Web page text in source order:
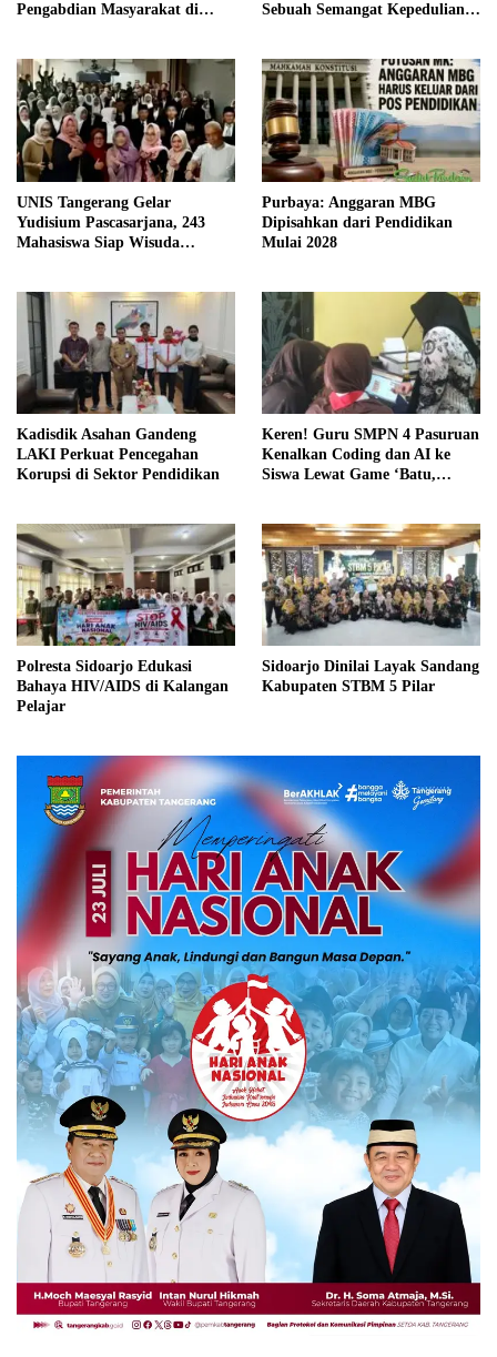
Pengabdian Masyarakat di
Sebuah Semangat Kepedulian
UNIS Tangerang Gelar
Yudisium Pascasarjana, 243
Mahasiswa Siap Wisuda
Purbaya: Anggaran MBG
Dipisahkan dari Pendidikan
Mulai 2028
Kadisdik Asahan Gandeng
LAKI Perkuat Pencegahan
Korupsi di Sektor Pendidikan
Keren! Guru SMPN 4 Pasuruan
Kenalkan Coding dan AI ke
Siswa Lewat Game ‘Batu,
Polresta Sidoarjo Edukasi
Bahaya HIV/AIDS di Kalangan
Pelajar
Sidoarjo Dinilai Layak Sandang
Kabupaten STBM 5 Pilar